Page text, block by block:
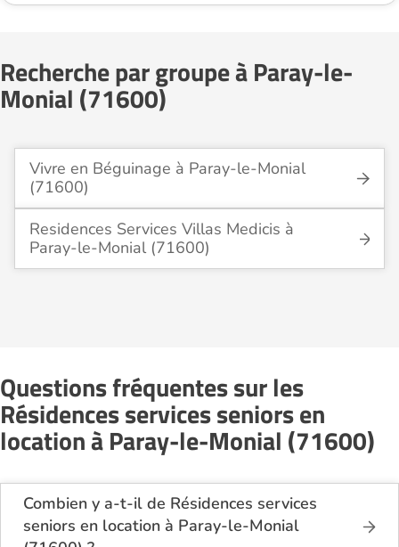
Recherche par groupe à Paray-le-
Monial (71600)
Vivre en Béguinage à Paray-le-Monial
(71600)
Residences Services Villas Medicis à
Paray-le-Monial (71600)
Questions fréquentes sur les
Résidences services seniors en
location à Paray-le-Monial (71600)
Combien y a-t-il de Résidences services
seniors en location à Paray-le-Monial